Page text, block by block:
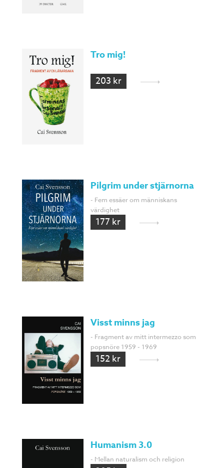
Tro mig!
203 kr
Pilgrim under stjärnorna
- Fem essäer om människans
värdighet
177 kr
Visst minns jag
- Fragment av mitt intermezzo som
popsnöre 1959 - 1969
152 kr
Humanism 3.0
- Mellan naturalism och religion